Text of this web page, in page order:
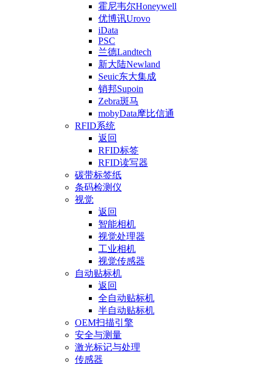
霍尼韦尔Honeywell
优博讯Urovo
iData
PSC
兰德Landtech
新大陆Newland
Seuic东大集成
销邦Supoin
Zebra斑马
mobyData摩比信通
RFID系统
返回
RFID标签
RFID读写器
碳带标签纸
条码检测仪
视觉
返回
智能相机
视觉处理器
工业相机
视觉传感器
自动贴标机
返回
全自动贴标机
半自动贴标机
OEM扫描引擎
安全与测量
激光标记与处理
传感器